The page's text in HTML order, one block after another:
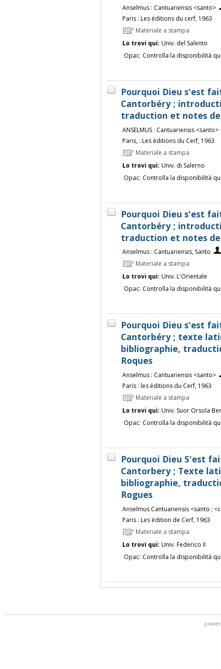
Anselmus : Cantuariensis <santo>
Paris : Les éditions du cerf, 1963
Materiale a stampa
Lo trovi qui: Univ. del Salento
Opac: Controlla la disponibilità
Pourquoi Dieu s'est
Cantorbéry ;
traduction et notes de
ANSELMUS : Cantuariensis <santo>
Paris, : Les éditions du Cerf, 1963
Materiale a stampa
Lo trovi qui: Univ. di Salerno
Opac: Controlla la disponibilità
Pourquoi Dieu s'est
Cantorbéry ;
traduction et notes de
Anselmus : Cantuariensis, Santo
Materiale a stampa
Lo trovi qui: Univ. L'Orientale
Opac: Controlla la disponibilità
Pourquoi Dieu s'est
Cantorbéry ; texte
bibliographie,
Roques
Anselmus : Cantuariensis <santo>
Paris : les éditions du Cerf, 1963
Materiale a stampa
Lo trovi qui: Univ. Suor Orsola
Opac: Controlla la disponibilità
Pourquoi Dieu S'est
Cantorbery ; Texte
bibliographie,
Rogues
Anselmus Cantuariensis <santo ;
Paris : Les édition de Cerf, 1963
Materiale a stampa
Lo trovi qui: Univ. Federico II
Opac: Controlla la disponibilità